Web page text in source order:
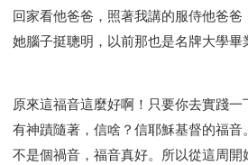
回家看他爸爸，照著我講的服侍他爸爸
她腦子挺聰明，以前那也是名牌大學畢
原來這福音這麼好啊！只要你去實踐
有神蹟隨著，信啥？信耶穌基督的福
不是個禍音，福音真好。所以從這周